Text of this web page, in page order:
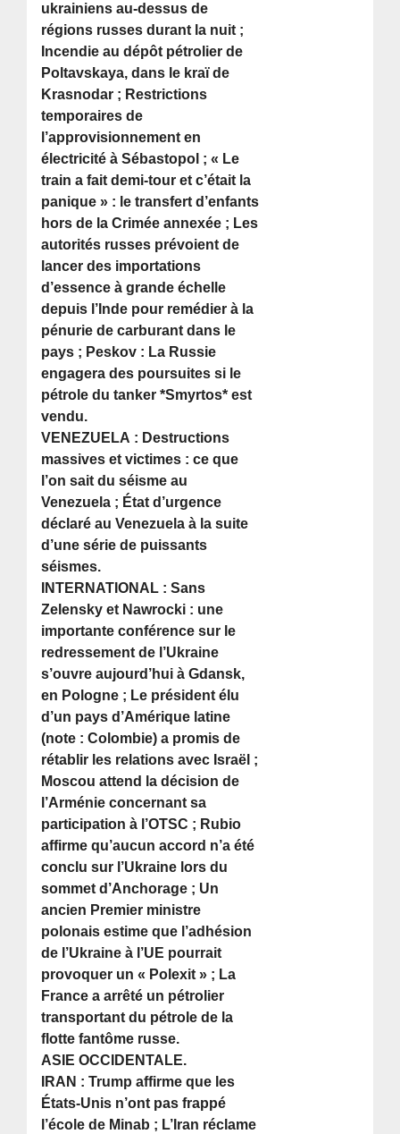
ukrainiens au-dessus de
régions russes durant la nuit ;
Incendie au dépôt pétrolier de
Poltavskaya, dans le kraï de
Krasnodar ; Restrictions
temporaires de
l’approvisionnement en
électricité à Sébastopol ; « Le
train a fait demi-tour et c’était la
panique » : le transfert d’enfants
hors de la Crimée annexée ; Les
autorités russes prévoient de
lancer des importations
d’essence à grande échelle
depuis l’Inde pour remédier à la
pénurie de carburant dans le
pays ; Peskov : La Russie
engagera des poursuites si le
pétrole du tanker *Smyrtos* est
vendu.
VENEZUELA : Destructions
massives et victimes : ce que
l’on sait du séisme au
Venezuela ; État d’urgence
déclaré au Venezuela à la suite
d’une série de puissants
séismes.
INTERNATIONAL : Sans
Zelensky et Nawrocki : une
importante conférence sur le
redressement de l’Ukraine
s’ouvre aujourd’hui à Gdansk,
en Pologne ; Le président élu
d’un pays d’Amérique latine
(note : Colombie) a promis de
rétablir les relations avec Israël ;
Moscou attend la décision de
l’Arménie concernant sa
participation à l’OTSC ; Rubio
affirme qu’aucun accord n’a été
conclu sur l’Ukraine lors du
sommet d’Anchorage ; Un
ancien Premier ministre
polonais estime que l’adhésion
de l’Ukraine à l’UE pourrait
provoquer un « Polexit » ; La
France a arrêté un pétrolier
transportant du pétrole de la
flotte fantôme russe.
ASIE OCCIDENTALE.
IRAN : Trump affirme que les
États-Unis n’ont pas frappé
l’école de Minab ; L’Iran réclame